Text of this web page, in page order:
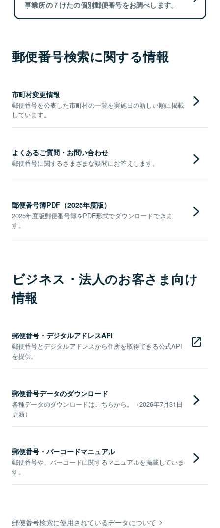
事業所の７けたの個別郵便番号をお調べします。
郵便番号検索に関する情報
市町村変更情報
郵便番号を公表した市町村の一覧を実施日の新しい順に掲載
しています。
よくあるご質問・お問い合わせ
郵便番号に関するさまざまな疑問にお答えします。
郵便番号簿PDF（2025年度版）
2025年度版郵便番号簿をPDF形式でダウンロードできま
す。
ビジネス・法人のお客さま向け
情報
郵便番号・デジタルアドレスAPI
郵便番号とデジタルアドレスから住所を取得できる公式API
を提供。
郵便番号データのダウンロード
各種データのダウンロードはこちらから。（2026年7月31日
更新）
郵便番号・バーコードマニュアル
郵便番号や、バーコードに関するマニュアルを掲載していま
す。
郵便番号検索に使用されているデータについて